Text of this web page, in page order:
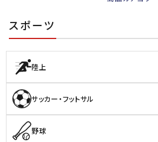
スポーツ
陸上
サッカー・フットサル
野球